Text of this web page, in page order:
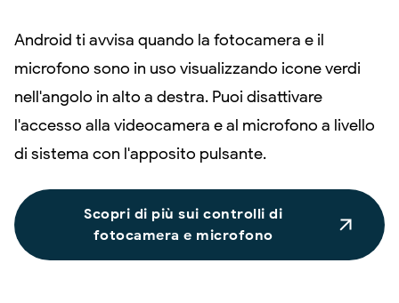
Android ti avvisa quando la fotocamera e il
microfono sono in uso visualizzando icone verdi
nell'angolo in alto a destra. Puoi disattivare
l'accesso alla videocamera e al microfono a livello
di sistema con l'apposito pulsante.
Scopri di più sui controlli di
fotocamera e microfono